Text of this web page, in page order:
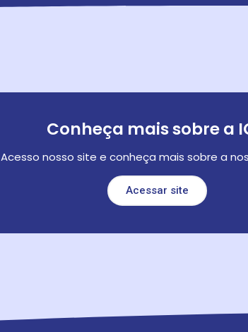
Conheça mais sobre a
Acesso nosso site e conheça mais sobre a
Acessar site